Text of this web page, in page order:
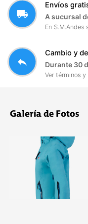
local_shipping
Envíos
A sucursal
En S.M.Andes
reply
Cambio y
Durante 30
Ver términos
Galería de Fotos